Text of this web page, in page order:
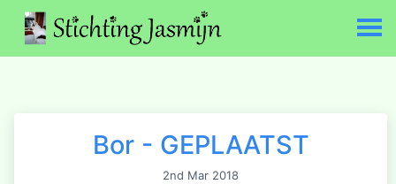
Bor - GEPLAATST
2nd Mar 2018